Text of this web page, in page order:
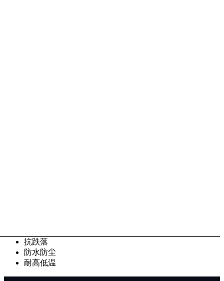
抗跌落
防水防尘
耐高低温